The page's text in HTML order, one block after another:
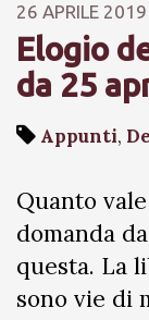
26 APRILE 2019
Elogio
da 25
Appunti,
Quanto
domanda
questa. La
sono vie di